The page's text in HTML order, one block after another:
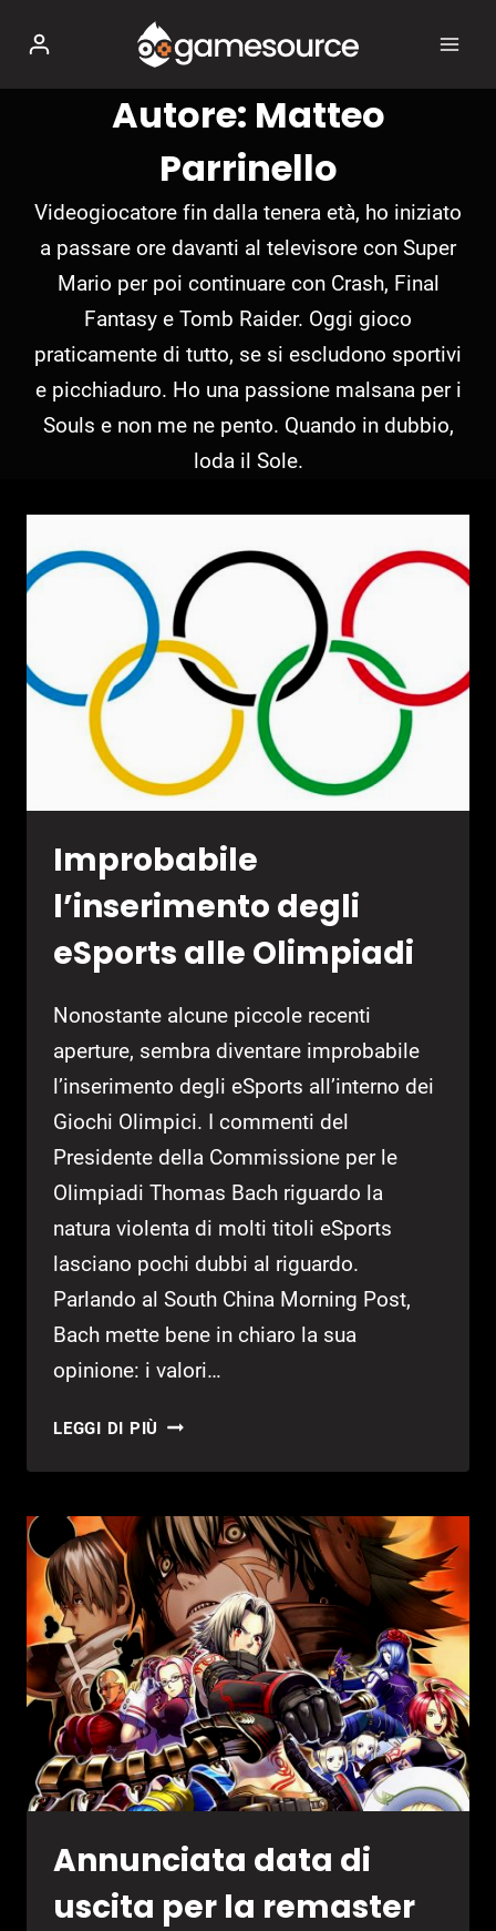
contenuto
Autore: Matteo
Parrinello
Videogiocatore fin dalla tenera età, ho iniziato
a passare ore davanti al televisore con Super
Mario per poi continuare con Crash, Final
Fantasy e Tomb Raider. Oggi gioco
praticamente di tutto, se si escludono sportivi
e picchiaduro. Ho una passione malsana per i
Souls e non me ne pento. Quando in dubbio,
loda il Sole.
Improbabile
l’inserimento degli
eSports alle Olimpiadi
Nonostante alcune piccole recenti
aperture, sembra diventare improbabile
l’inserimento degli eSports all’interno dei
Giochi Olimpici. I commenti del
Presidente della Commissione per le
Olimpiadi Thomas Bach riguardo la
natura violenta di molti titoli eSports
lasciano pochi dubbi al riguardo.
Parlando al South China Morning Post,
Bach mette bene in chiaro la sua
opinione: i valori…
LEGGI DI PIÙ IMPROBABILE
DEGLI
ALLE
OLIMPIADI
Annunciata data di
uscita per la remaster